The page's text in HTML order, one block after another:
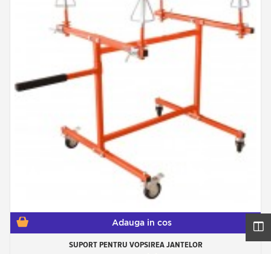
Adauga in cos
SUPORT PENTRU VOPSIREA JANTELOR